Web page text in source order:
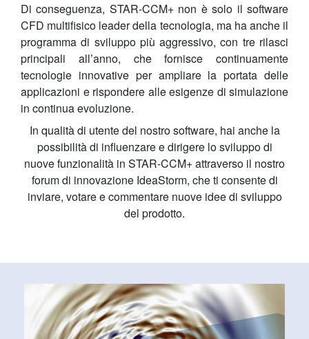
Di conseguenza, STAR-CCM+ non è solo il software
CFD multifisico leader della tecnologia, ma ha anche il
programma di sviluppo più aggressivo, con tre rilasci
principali all’anno, che fornisce continuamente
tecnologie innovative per ampliare la portata delle
applicazioni e rispondere alle esigenze di simulazione
in continua evoluzione.
In qualità di utente del nostro software, hai anche la
possibilità di influenzare e dirigere lo sviluppo di
nuove funzionalità in STAR-CCM+ attraverso il nostro
forum di innovazione IdeaStorm, che ti consente di
inviare, votare e commentare nuove idee di sviluppo
del prodotto.